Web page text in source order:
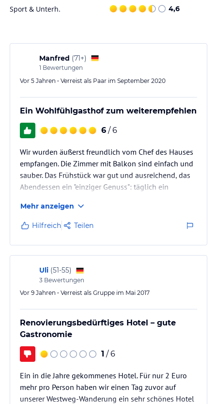
Sport & Unterh. 4,6
Manfred (71+)
1 Bewertungen
Vor 5 Jahren • Verreist als Paar im September 2020
Ein Wohlfühlgasthof zum weiterempfehlen
6 / 6
Wir wurden äußerst freundlich vom Chef des Hauses
empfangen. Die Zimmer mit Balkon sind einfach und
sauber. Das Frühstück war gut und ausreichend, das
Abendessen ein "einziger Genuss": täglich ein
bis Essen vom "heissen Stein". Es hat immer super gut
geschmeckt!!!
Das ganze Personal beim Frühstück oder Abendessen
war stets sehr freundlich und hilfsbereit. Ständig
wurde nachgefragt, ob noch etwas gebraucht wird,
z.B. Pommes, Kartoffeln o. ä. Die Servicekräfte,…
Mehr anzeigen
Hilfreich Teilen
Uli (51-55)
3 Bewertungen
Vor 9 Jahren • Verreist als Gruppe im Mai 2017
Renovierungsbedürftiges Hotel – gute
Gastronomie
1 / 6
Ein in die Jahre gekommenes Hotel. Für nur 2 Euro
mehr pro Person haben wir einen Tag zuvor auf
unserer Westweg-Wanderung ein sehr schönes Hotel